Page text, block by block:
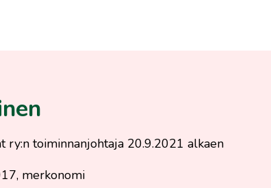
ry:n toiminnanjohtaja 20.9.2021 alkaen
merkonomi